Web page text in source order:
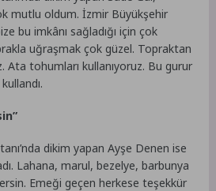
mutlu oldum. İzmir Büyükşehir
bu imkânı sağladığı için çok
uğraşmak çok güzel. Topraktan
Ata tohumları kullanıyoruz. Bu gurur
dikim yapan Ayşe Denen ise
Lahana, marul, bezelye, barbunya
Emeği geçen herkese teşekkür